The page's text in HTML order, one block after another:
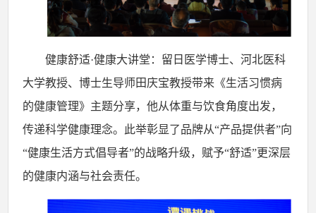
健康舒适·健康大讲堂：留日医学博士、河北医科
大学教授、博士生导师田庆宝教授带来《生活习惯病
的健康管理》主题分享，他从体重与饮食角度出发，
传递科学健康理念。此举彰显了品牌从“产品提供者”向
“健康生活方式倡导者”的战略升级，赋予“舒适”更深层
的健康内涵与社会责任。